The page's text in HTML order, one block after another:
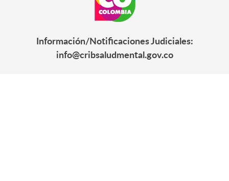
Información/Notificaciones Judiciales:
info@cribsaludmental.gov.co